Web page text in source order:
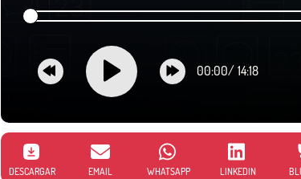
00:00/ 14:18
DESCARGAR EMAIL WHATSAPP LINKEDIN